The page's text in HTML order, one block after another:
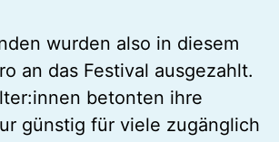
wurden also in diesem
an das Festival ausgezahlt.
betonten ihre
günstig für viele zugänglich